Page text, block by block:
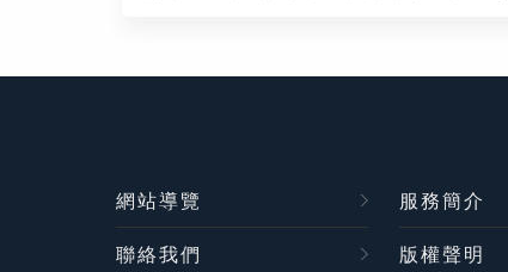
網站導覽 服務簡介
聯絡我們 版權聲明